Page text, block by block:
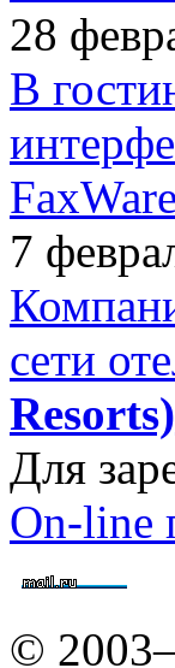
28
В
7
сети
Для
On-line
©